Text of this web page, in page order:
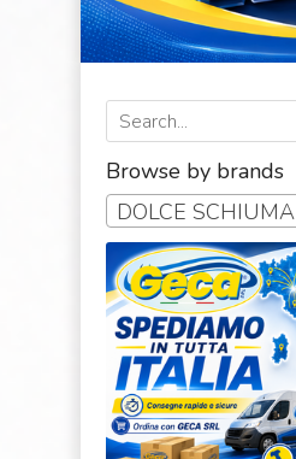
Browse by brands
DOLCE SCHIUMA